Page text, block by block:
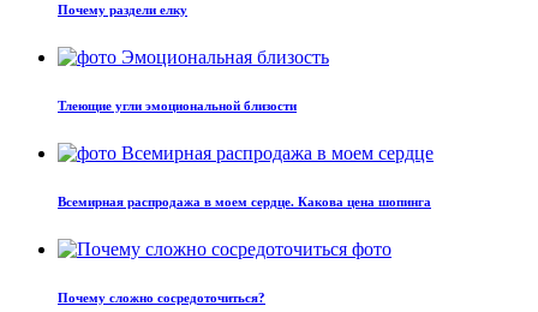
Почему раздели елку
Тлеющие угли эмоциональной близости
Всемирная распродажа в моем сердце. Какова цена шопинга
Почему сложно сосредоточиться?